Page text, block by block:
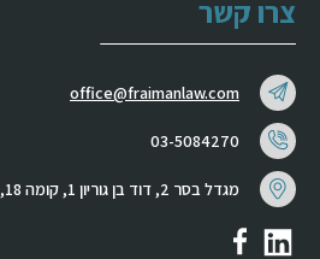
צרו קשר
office@fraimanlaw.com
03-5084270
מגדל בסר 2, דוד בן גוריון 1, קומה 18, בני ברק